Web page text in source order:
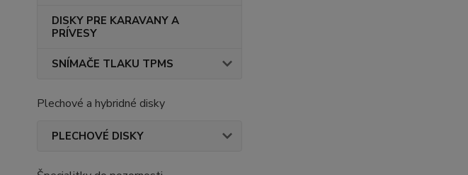
DISKY PRE KARAVANY A
PRÍVESY
SNÍMAČE TLAKU TPMS
Plechové a hybridné disky
PLECHOVÉ DISKY